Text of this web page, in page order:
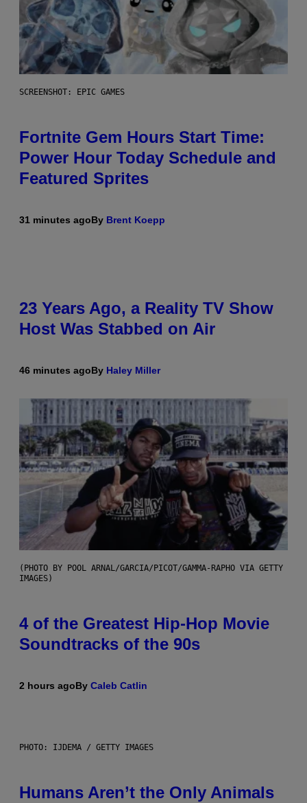
SCREENSHOT: EPIC GAMES
Fortnite Gem Hours Start Time:
Power Hour Today Schedule and
Featured Sprites
31 minutes agoBy Brent Koepp
23 Years Ago, a Reality TV Show
Host Was Stabbed on Air
46 minutes agoBy Haley Miller
(PHOTO BY POOL ARNAL/GARCIA/PICOT/GAMMA-RAPHO VIA GETTY
IMAGES)
4 of the Greatest Hip-Hop Movie
Soundtracks of the 90s
2 hours agoBy Caleb Catlin
PHOTO: IJDEMA / GETTY IMAGES
Humans Aren’t the Only Animals